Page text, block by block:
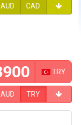
AUD CAD
TRY
AUD TRY